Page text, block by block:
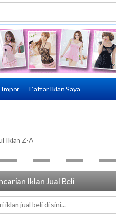
Impor Daftar Iklan Saya
Iklan Z-A
Iklan Jual Beli